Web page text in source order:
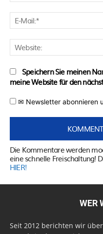
Speichern Sie meinen
meine Website für den
✉ Newsletter abonnieren
Die Kommentare werden
eine schnelle Freischaltung!
HIER!
WER
Seit 2012 berichten wir